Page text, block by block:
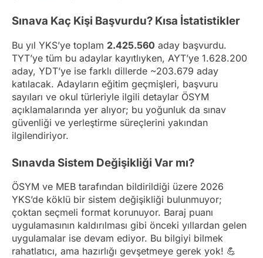
Sınava Kaç Kişi Başvurdu? Kısa İstatistikler
Bu yıl YKS’ye toplam 2.425.560 aday başvurdu.
TYT’ye tüm bu adaylar kayıtlıyken, AYT’ye 1.628.200
aday, YDT’ye ise farklı dillerde ~203.679 aday
katılacak. Adayların eğitim geçmişleri, başvuru
sayıları ve okul türleriyle ilgili detaylar ÖSYM
açıklamalarında yer alıyor; bu yoğunluk da sınav
güvenliği ve yerleştirme süreçlerini yakından
ilgilendiriyor.
Sınavda Sistem Değişikliği Var mı?
ÖSYM ve MEB tarafından bildirildiği üzere 2026
YKS’de köklü bir sistem değişikliği bulunmuyor;
çoktan seçmeli format korunuyor. Baraj puanı
uygulamasının kaldırılması gibi önceki yıllardan gelen
uygulamalar ise devam ediyor. Bu bilgiyi bilmek
rahatlatıcı, ama hazırlığı gevşetmeye gerek yok! 💪